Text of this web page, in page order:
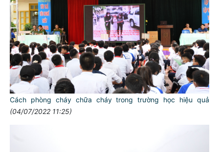
Cách phòng cháy chữa cháy trong trường học hiệu quả
(04/07/2022 11:25)